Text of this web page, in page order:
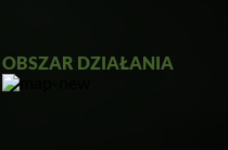
OBSZAR DZIAŁANIA